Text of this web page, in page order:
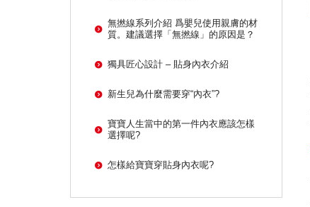
無撚線系列介紹 爲嬰兒使用親膚的材
質。建議選擇「無撚線」的原因是？
獨具匠心設計 – 貼身內衣介紹
新生兒為什麼需要穿“內衣”?
寶寶人生當中的第一件內衣應該怎樣
選擇呢?
怎樣給寶寶穿貼身內衣呢?